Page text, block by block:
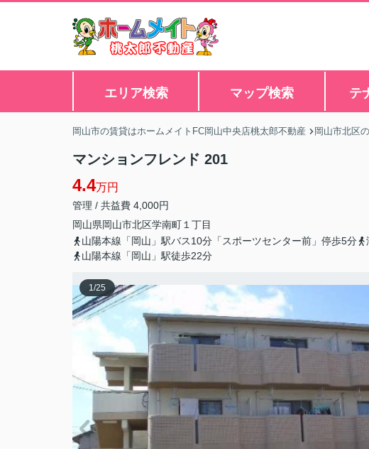
エリア検索 マップ検索 テ
岡山市の賃貸はホームメイトFC岡山中央店桃太郎不動産 岡山市北区
マンションフレンド 201
4.4万円
管理 / 共益費 4,000円
岡山県岡山市北区学南町 １丁目
山陽本線「岡山」駅バス10分「スポーツセンター前」停歩5分
山陽本線「岡山」駅徒歩22分
1/25